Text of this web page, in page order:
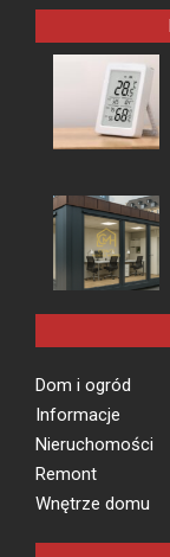
Dom i ogród
Informacje
Nieruchomości
Remont
Wnętrze domu